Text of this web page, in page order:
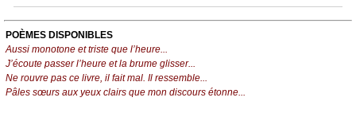
POÈMES DISPONIBLES
Aussi monotone et triste que l’heure...
J’écoute passer l’heure et la brume glisser...
Ne rouvre pas ce livre, il fait mal. Il ressemble...
Pâles sœurs aux yeux clairs que mon discours étonne...